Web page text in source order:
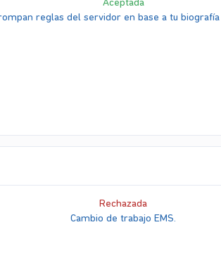
reglas del servidor en base a tu
Rechazada
Cambio de trabajo EMS.